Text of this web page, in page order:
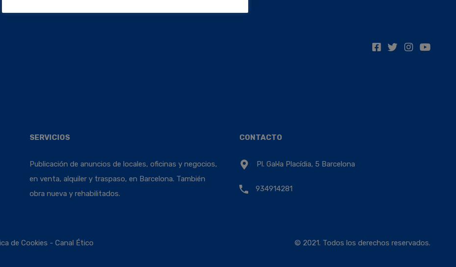
SERVICIOS
Publicación de anuncios de locales, oficinas y negocios,
en venta, alquiler y traspaso, en Barcelona. También
obra nueva y rehabilitados.
CONTACTO
Pl. Gal·la Placídia, 5 Barcelona
934914281
de Cookies - Canal Ético © 2021. Todos los derechos reservados.